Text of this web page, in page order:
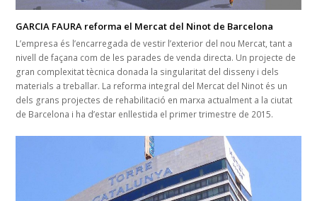
GARCIA FAURA reforma el Mercat del Ninot de Barcelona
L’empresa és l’encarregada de vestir l’exterior del nou Mercat, tant a
nivell de façana com de les parades de venda directa. Un projecte de
gran complexitat tècnica donada la singularitat del disseny i dels
materials a treballar. La reforma integral del Mercat del Ninot és un
dels grans projectes de rehabilitació en marxa actualment a la ciutat
de Barcelona i ha d’estar enllestida el primer trimestre de 2015.